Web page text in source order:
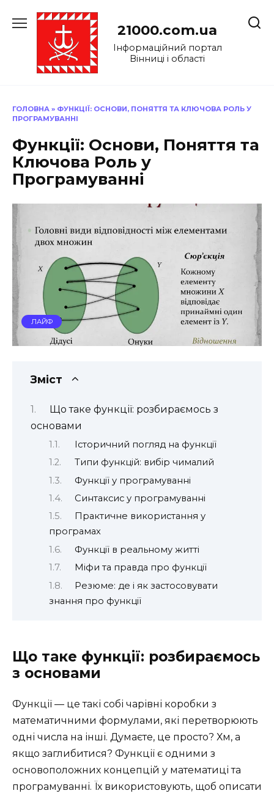
до
21000.com.ua
Інформаційний портал
Вінниці і області
ГОЛОВНА » ФУНКЦІЇ: ОСНОВИ, ПОНЯТТЯ ТА КЛЮЧОВА РОЛЬ У
ПРОГРАМУВАННІ
Функції: Основи, Поняття та
Ключова Роль у
Програмуванні
ЛАЙФ
Зміст
Що таке функції: розбираємось з
основами
Історичний погляд на функції
Типи функцій: вибір чималий
Функції у програмуванні
Синтаксис у програмуванні
Практичне використання у
програмах
Функції в реальному житті
Міфи та правда про функції
Резюме: де і як застосовувати
знання про функції
Що таке функції: розбираємось
з основами
Функції — це такі собі чарівні коробки з
математичними формулами, які перетворюють
одні числа на інші. Думаєте, це просто? Хм, а
якщо заглибитися? Функції є одними з
основоположних концепцій у математиці та
програмуванні. Їх використовують, щоб описати